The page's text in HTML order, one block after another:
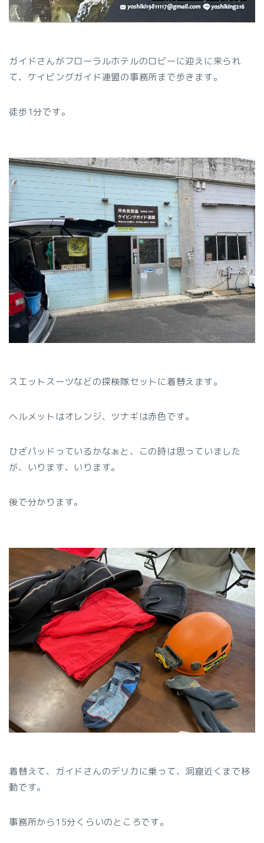
ガイドさんがフローラルホテルのロビーに迎えに来られ
て、ケイビングガイド連盟の事務所まで歩きます。
徒歩1分です。
スエットスーツなどの探検隊セットに着替えます。
ヘルメットはオレンジ、ツナギは赤色です。
ひざパッドっているかなぁと、この時は思っていました
が、いります、いります。
後で分かります。
着替えて、ガイドさんのデリカに乗って、洞窟近くまで移
動です。
事務所から15分くらいのところです。